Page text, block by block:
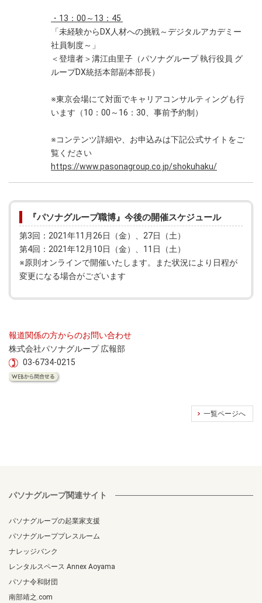
・13：00～13：45
「未経験からDX人材への挑戦～デジタルアカデミー
社員制度～」
＜登壇者＞溝江由里子（パソナグループ 執行役員 グ
ループDX統括本部副本部長）
※東京会場にて対面でキャリアコンサルティングも行
います（10：00～16：30、事前予約制）
※コンテンツ詳細や、お申込みは下記公式サイトをご
覧ください
https://www.pasonagroup.co.jp/shokuhaku/
『パソナグループ職博』今後の開催スケジュール
第3回：2021年11月26日（金）、27日（土）
第4回：2021年12月10日（金）、11日（土）
※原則オンラインで開催いたします。また状況により日程が
変更になる場合がございます
報道関係の方からのお問い合わせ
株式会社パソナグループ 広報部
03-6734-0215
一覧ページへ
パソナグループ関連サイト
パソナグループの起業家支援
パソナグループプレスルーム
ナレッジバンク
レンタルスペース Annex Aoyama
パソナ令和財団
南部靖之.com